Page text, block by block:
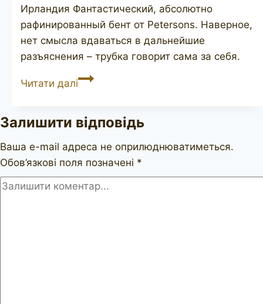
Ирландия Фантастический, абсолютно
рафинированный бент от Petersons. Наверное,
нет смысла вдаваться в дальнейшие
разъяснения – трубка говорит сама за себя.
Читати даліPETERSON
Залишити відповідь
Ваша e-mail адреса не оприлюднюватиметься.
Обов’язкові поля позначені *